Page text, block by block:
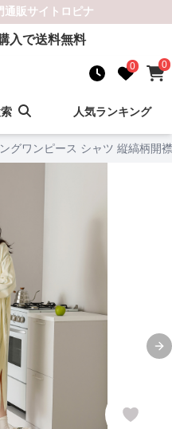
通販サイト ロピナ
入で送料無料
0 0
人気ランキング
グワンピース シャツ 縦縞柄開